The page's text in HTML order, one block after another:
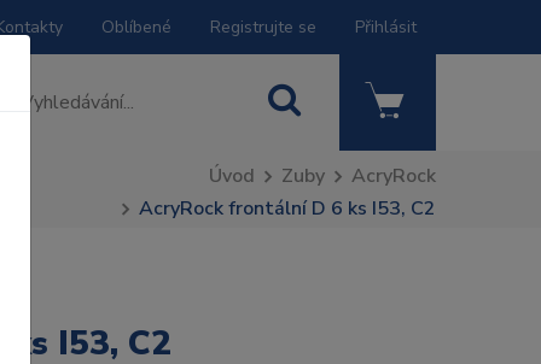
Oblíbené Registrujte se Přihlásit
Úvod Zuby
AcryRock
AcryRock frontální D 6 ks I53, C2
I53, C2